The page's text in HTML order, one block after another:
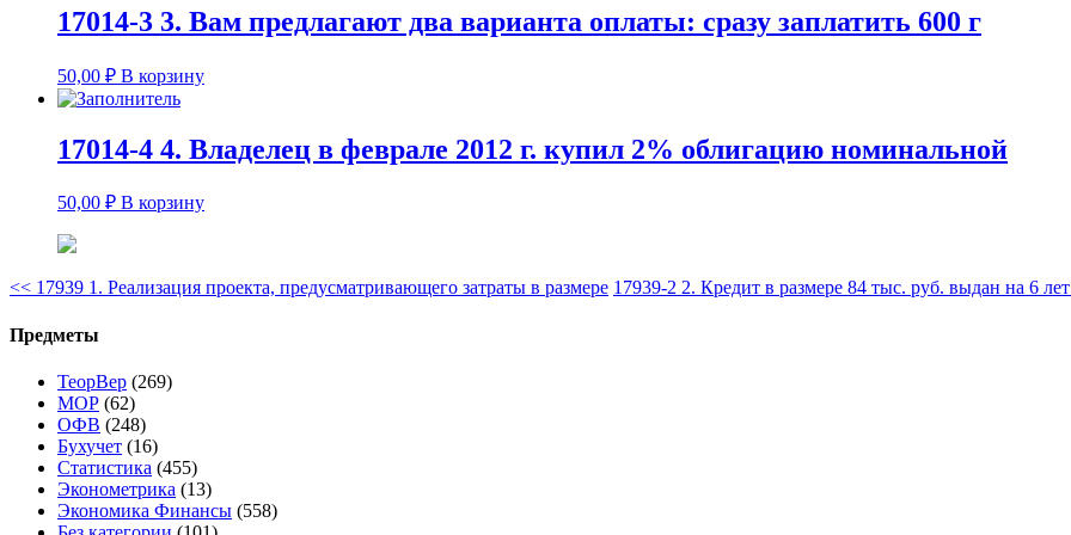
17014-3 3. Вам предлагают два варианта оплаты: сразу заплатить 600 г
50,00 ₽ В корзину
17014-4 4. Владелец в феврале 2012 г. купил 2% облигацию номинальной
50,00 ₽ В корзину
<< 17939 1. Реализация проекта, предусматривающего затраты в размере 17939-2 2. Кредит в размере 84 тыс. руб. выдан на 6
Предметы
ТеорВер (269)
МОР (62)
ОФВ (248)
Бухучет (16)
Статистика (455)
Эконометрика (13)
Экономика Финансы (558)